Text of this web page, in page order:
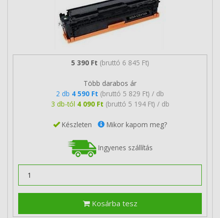
5 390 Ft (bruttó 6 845 Ft)
Több darabos ár
2 db 4 590 Ft (bruttó 5 829 Ft) / db
3 db-tól 4 090 Ft (bruttó 5 194 Ft) / db
Készleten Mikor kapom meg?
Ingyenes szállítás
Kosárba tesz